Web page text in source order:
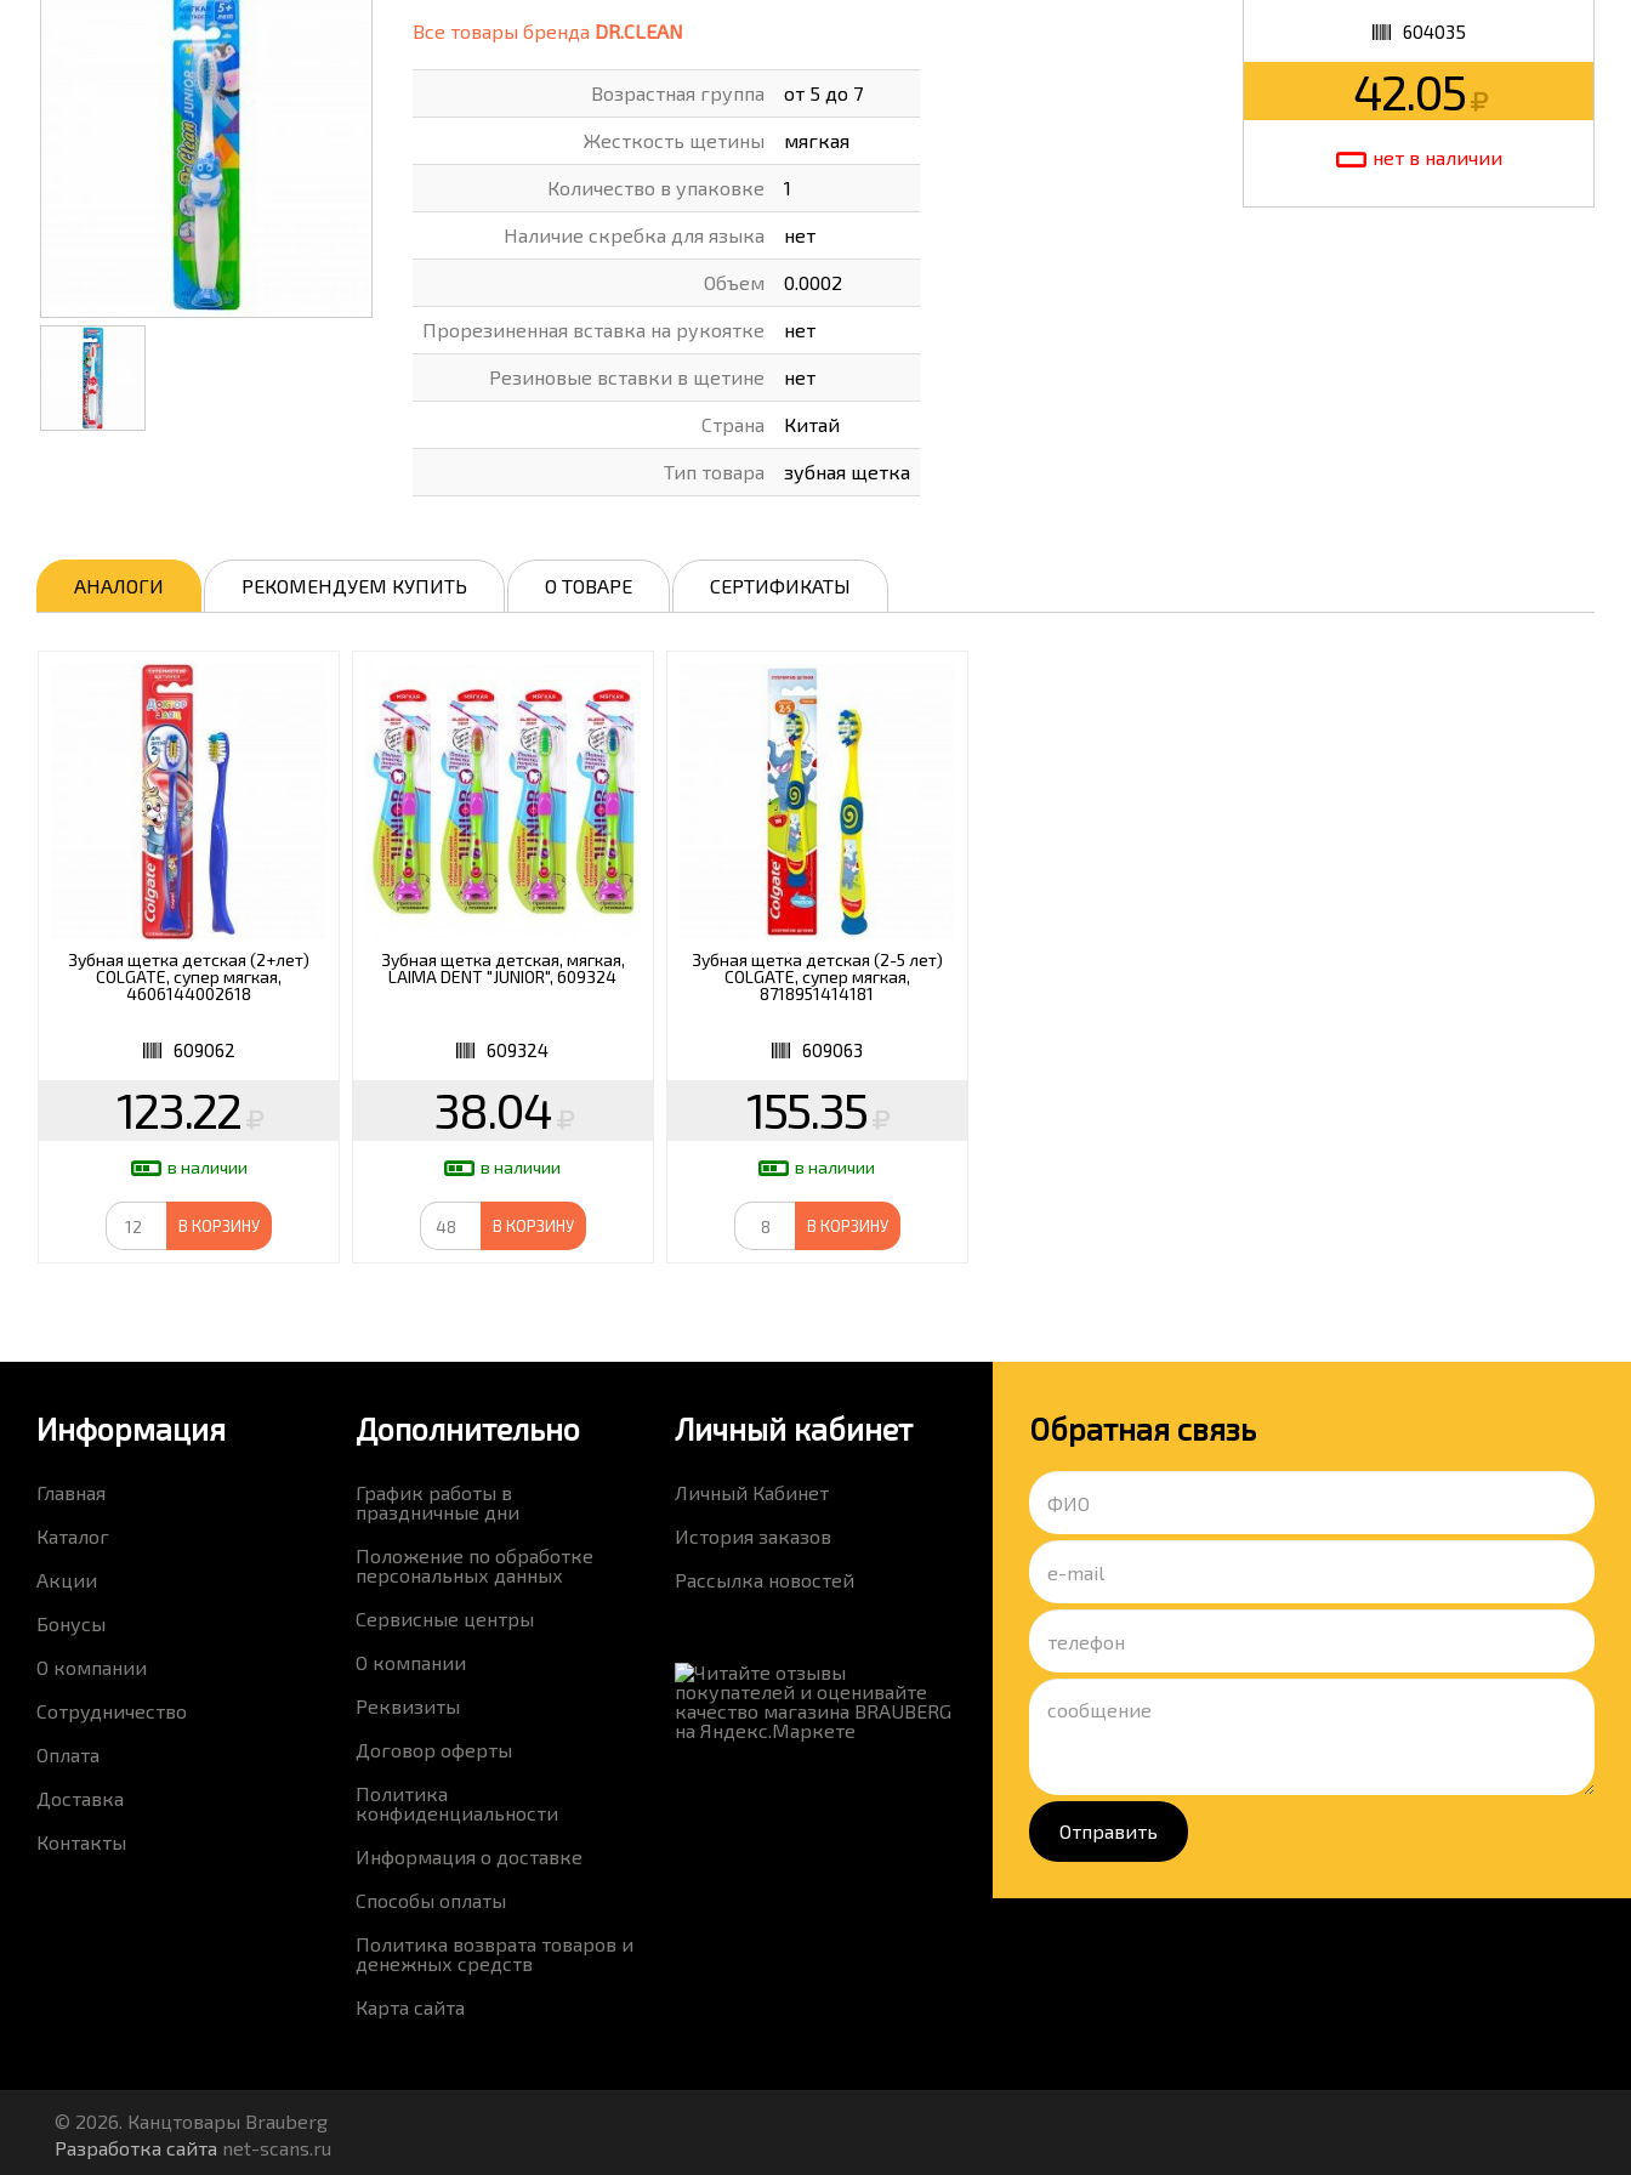
ХОББИ И ТВОРЧЕСТВО ХОЗТОВАРЫ
ЭЛЕКТРОНИКА
ЭЛЕКТРОТОВАРЫ И ОСВЕЩЕНИЕ
604035
42.05
нет в наличии
Все товары бренда DR.CLEAN
Возрастная группа от 5 до 7
Жесткость щетины мягкая
Количество в упаковке 1
Наличие скребка для языка нет
Объем 0.0002
Прорезиненная вставка на рукоятке нет
Резиновые вставки в щетине нет
Страна Китай
Тип товара зубная щетка
АНАЛОГИ РЕКОМЕНДУЕМ КУПИТЬ О ТОВАРЕ СЕРТИФИКАТЫ
Зубная щетка детская (2+лет)
COLGATE, супер мягкая,
4606144002618
609062
123.22
в наличии
В КОРЗИНУ
Зубная щетка детская, мягкая,
LAIMA DENT "JUNIOR", 609324
609324
38.04
в наличии
В КОРЗИНУ
Зубная щетка детская (2-5 лет)
COLGATE, супер мягкая,
8718951414181
609063
155.35
в наличии
В КОРЗИНУ
Информация
Главная
Каталог
Акции
Бонусы
О компании
Сотрудничество
Оплата
Доставка
Контакты
Дополнительно
График работы в
праздничные дни
Положение по обработке
персональных данных
Сервисные центры
О компании
Реквизиты
Договор оферты
Политика
конфиденциальности
Информация о доставке
Способы оплаты
Политика возврата товаров и
денежных средств
Карта сайта
Личный кабинет
Личный Кабинет
История заказов
Рассылка новостей
Обратная связь
Отправить
© 2026. Канцтовары Brauberg
Разработка сайта net-scans.ru